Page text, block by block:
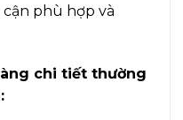
phù hợp và
chi tiết thường